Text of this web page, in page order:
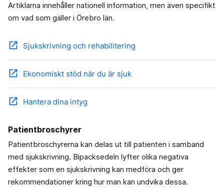
Artiklarna innehåller nationell information, men även specifikt
om vad som gäller i Örebro län.
open_in_new Sjukskrivning och rehabilitering
open_in_new Ekonomiskt stöd när du är sjuk
open_in_new Hantera dina intyg
Patientbroschyrer
Patientbroschyrerna kan delas ut till patienten i samband
med sjukskrivning. Bipacksedeln lyfter olika negativa
effekter som en sjukskrivning kan medföra och ger
rekommendationer kring hur man kan undvika dessa.